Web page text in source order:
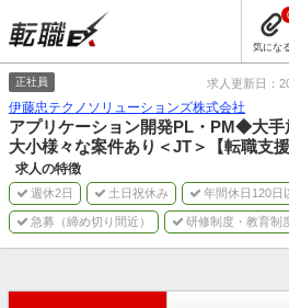
気にな
正社員 求人更新日：
伊藤忠テクノソリューションズ株式会社
アプリケーション開発PL・PM◆大
大小様々な案件あり＜JT＞【転職支
求人の特徴
週休2日 土日祝休み 年間休日120日
急募（締め切り間近） 研修制度・教育制